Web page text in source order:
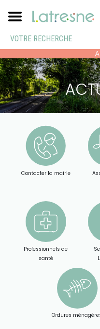
Contacter la mairie
Professionnels de
santé
Ordures